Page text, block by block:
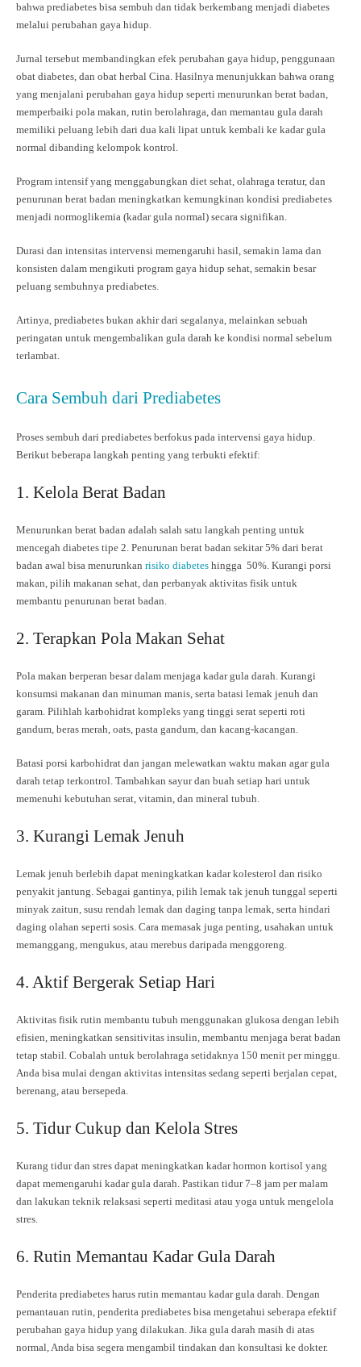
bahwa prediabetes bisa sembuh dan tidak berkembang menjadi diabetes
melalui perubahan gaya hidup.
Jurnal tersebut membandingkan efek perubahan gaya hidup, penggunaan
obat diabetes, dan obat herbal Cina. Hasilnya menunjukkan bahwa orang
yang menjalani perubahan gaya hidup seperti menurunkan berat badan,
memperbaiki pola makan, rutin berolahraga, dan memantau gula darah
memiliki peluang lebih dari dua kali lipat untuk kembali ke kadar gula
normal dibanding kelompok kontrol.
Program intensif yang menggabungkan diet sehat, olahraga teratur, dan
penurunan berat badan meningkatkan kemungkinan kondisi prediabetes
menjadi normoglikemia (kadar gula normal) secara signifikan.
Durasi dan intensitas intervensi memengaruhi hasil, semakin lama dan
konsisten dalam mengikuti program gaya hidup sehat, semakin besar
peluang sembuhnya prediabetes.
Artinya, prediabetes bukan akhir dari segalanya, melainkan sebuah
peringatan untuk mengembalikan gula darah ke kondisi normal sebelum
terlambat.
Cara Sembuh dari Prediabetes
Proses sembuh dari prediabetes berfokus pada intervensi gaya hidup.
Berikut beberapa langkah penting yang terbukti efektif:
1. Kelola Berat Badan
Menurunkan berat badan adalah salah satu langkah penting untuk
mencegah diabetes tipe 2. Penurunan berat badan sekitar 5% dari berat
badan awal bisa menurunkan risiko diabetes hingga 50%. Kurangi porsi
makan, pilih makanan sehat, dan perbanyak aktivitas fisik untuk
membantu penurunan berat badan.
2. Terapkan Pola Makan Sehat
Pola makan berperan besar dalam menjaga kadar gula darah. Kurangi
konsumsi makanan dan minuman manis, serta batasi lemak jenuh dan
garam. Pilihlah karbohidrat kompleks yang tinggi serat seperti roti
gandum, beras merah, oats, pasta gandum, dan kacang-kacangan.
Batasi porsi karbohidrat dan jangan melewatkan waktu makan agar gula
darah tetap terkontrol. Tambahkan sayur dan buah setiap hari untuk
memenuhi kebutuhan serat, vitamin, dan mineral tubuh.
3. Kurangi Lemak Jenuh
Lemak jenuh berlebih dapat meningkatkan kadar kolesterol dan risiko
penyakit jantung. Sebagai gantinya, pilih lemak tak jenuh tunggal seperti
minyak zaitun, susu rendah lemak dan daging tanpa lemak, serta hindari
daging olahan seperti sosis. Cara memasak juga penting, usahakan untuk
memanggang, mengukus, atau merebus daripada menggoreng.
4. Aktif Bergerak Setiap Hari
Aktivitas fisik rutin membantu tubuh menggunakan glukosa dengan lebih
efisien, meningkatkan sensitivitas insulin, membantu menjaga berat badan
tetap stabil. Cobalah untuk berolahraga setidaknya 150 menit per minggu.
Anda bisa mulai dengan aktivitas intensitas sedang seperti berjalan cepat,
berenang, atau bersepeda.
5. Tidur Cukup dan Kelola Stres
Kurang tidur dan stres dapat meningkatkan kadar hormon kortisol yang
dapat memengaruhi kadar gula darah. Pastikan tidur 7–8 jam per malam
dan lakukan teknik relaksasi seperti meditasi atau yoga untuk mengelola
stres.
6. Rutin Memantau Kadar Gula Darah
Penderita prediabetes harus rutin memantau kadar gula darah. Dengan
pemantauan rutin, penderita prediabetes bisa mengetahui seberapa efektif
perubahan gaya hidup yang dilakukan. Jika gula darah masih di atas
normal, Anda bisa segera mengambil tindakan dan konsultasi ke dokter.